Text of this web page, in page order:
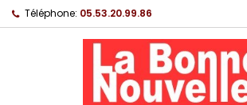
Téléphone: 05.53.20.99.86